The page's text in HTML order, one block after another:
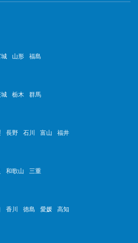
山形 福島
栃木 群馬
長野 石川 富山 福井
和歌山 三重
香川 徳島 愛媛 高知